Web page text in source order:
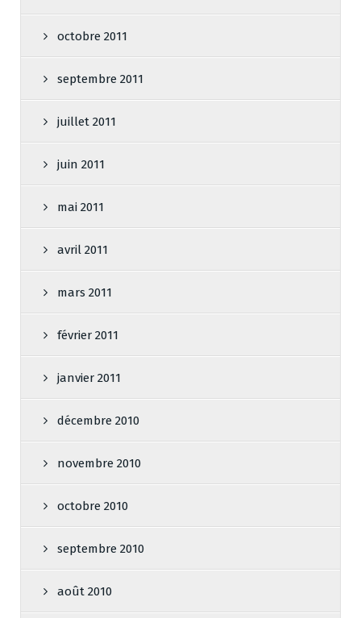
octobre 2011
septembre 2011
juillet 2011
juin 2011
mai 2011
avril 2011
mars 2011
février 2011
janvier 2011
décembre 2010
novembre 2010
octobre 2010
septembre 2010
août 2010